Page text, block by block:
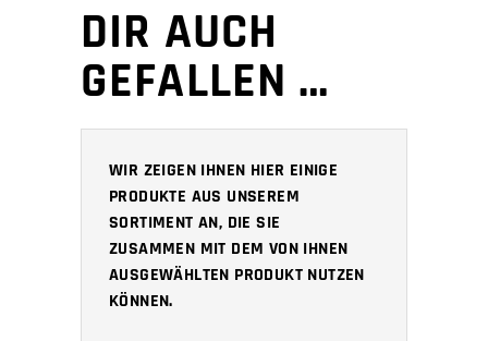
DIR AUCH
GEFALLEN …
WIR ZEIGEN IHNEN HIER EINIGE
PRODUKTE AUS UNSEREM
SORTIMENT AN, DIE SIE
ZUSAMMEN MIT DEM VON IHNEN
AUSGEWÄHLTEN PRODUKT NUTZEN
KÖNNEN.